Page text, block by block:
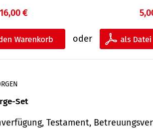
16,00 €
oder
Set
Testa­ment,